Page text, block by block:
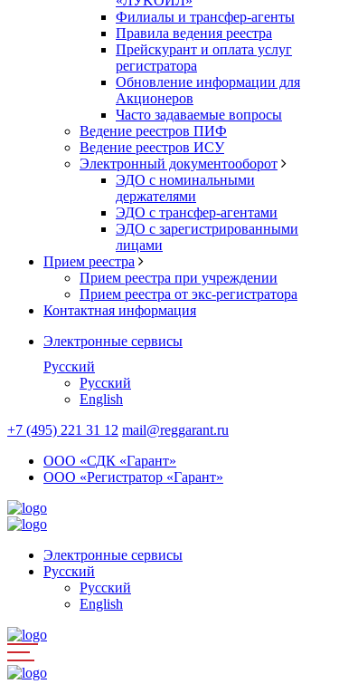
Филиалы и трансфер-агенты
Правила ведения реестра
Прейскурант и оплата услуг
регистратора
Обновление информации для
Акционеров
Часто задаваемые вопросы
Ведение реестров ПИФ
Ведение реестров ИСУ
Электронный документооборот
ЭДО с номинальными
держателями
ЭДО с трансфер-агентами
ЭДО с зарегистрированными
лицами
Прием реестра
Прием реестра при учреждении
Прием реестра от экс-регистратора
Контактная информация
Электронные сервисы
Русский
Русский
English
+7 (495) 221 31 12 mail@reggarant.ru
ООО «СДК «Гарант»
ООО «Регистратор «Гарант»
Электронные сервисы
Русский
Русский
English